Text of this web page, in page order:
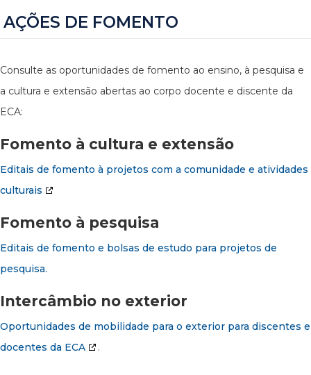
AÇÕES DE FOMENTO
Consulte as oportunidades de fomento ao ensino, à pesquisa e
a cultura e extensão abertas ao corpo docente e discente da
ECA:
Fomento à cultura e extensão
Editais de fomento à projetos com a comunidade e atividades
culturais
Fomento à pesquisa
Editais de fomento e bolsas de estudo para projetos de
pesquisa.
Intercâmbio no exterior
Oportunidades de mobilidade para o exterior para discentes e
docentes da ECA
.